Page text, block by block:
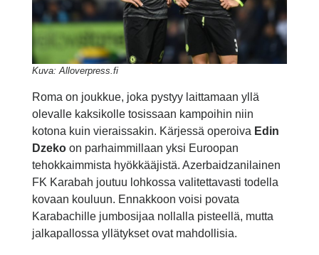
Kuva: Alloverpress.fi
Roma on joukkue, joka pystyy laittamaan yllä
olevalle kaksikolle tosissaan kampoihin niin
kotona kuin vieraissakin. Kärjessä operoiva Edin
Dzeko on parhaimmillaan yksi Euroopan
tehokkaimmista hyökkääjistä. Azerbaidzanilainen
FK Karabah joutuu lohkossa valitettavasti todella
kovaan kouluun. Ennakkoon voisi povata
Karabachille jumbosijaa nollalla pisteellä, mutta
jalkapallossa yllätykset ovat mahdollisia.